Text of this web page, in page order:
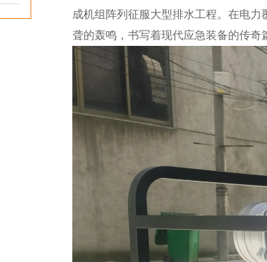
成机组阵列征服大型排水工程。在电
聋的轰鸣，书写着现代应急装备的传奇